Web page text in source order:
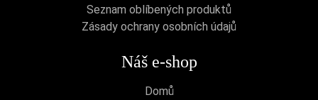
Seznam oblíbených produktů
Zásady ochrany osobních údajů
Náš e-shop
Domů